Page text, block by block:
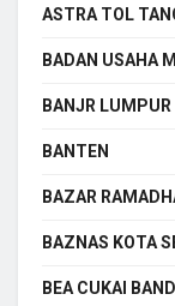
ASTRA TOL
BADAN USAHA
BANJR
BANTEN
BAZAR
BAZNAS KOTA
BEA CUKAI